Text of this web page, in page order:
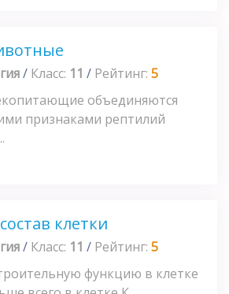
/ Класс: 11 / Рейтинг: 5
объединяются
признаками рептилий
клетки
/ Класс: 11 / Рейтинг: 5
функцию в клетке